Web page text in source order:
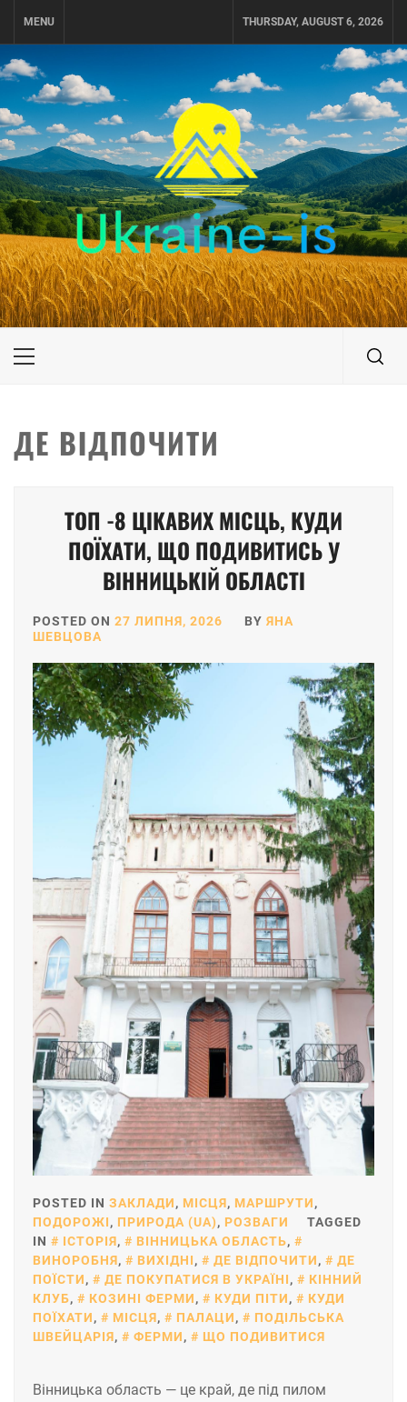
MENU THURSDAY, AUGUST 6, 2026
UKRAINE-IS
ПОДОРОЖI ПО УКРАЇНІ
Primary
ДЕ ВІДПОЧИТИ
ТОП -8 ЦІКАВИХ МІСЦЬ, КУДИ
ПОЇХАТИ, ЩО ПОДИВИТИСЬ У
ВІННИЦЬКІЙ ОБЛАСТІ
POSTED ON 27 ЛИПНЯ, 2026 BY ЯНА
ШЕВЦОВА
POSTED IN ЗАКЛАДИ, МІСЦЯ, МАРШРУТИ,
ПОДОРОЖІ, ПРИРОДА (UA), РОЗВАГИ
TAGGED
IN
ІСТОРІЯ, ВІННИЦЬКА ОБЛАСТЬ,
ВИНОРОБНЯ, ВИХІДНІ, ДЕ ВІДПОЧИТИ,
ДЕ
ПОЇСТИ, ДЕ ПОКУПАТИСЯ В УКРАЇНІ,
КІННИЙ
КЛУБ, КОЗИНІ ФЕРМИ, КУДИ ПІТИ,
КУДИ
ПОЇХАТИ, МІСЦЯ, ПАЛАЦИ,
ПОДІЛЬСЬКА
ШВЕЙЦАРІЯ, ФЕРМИ, ЩО ПОДИВИТИСЯ
Вінницька область — це край, де під пилом